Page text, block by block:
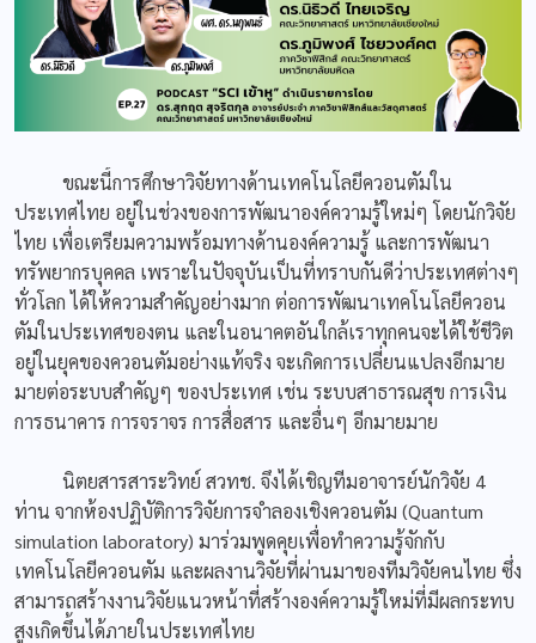
ขณะนี้การศึกษาวิจัยทางด้านเทคโนโลยีควอนตัมใน
ประเทศไทย อยู่ในช่วงของการพัฒนาองค์ความรู้ใหม่ๆ โดยนักวิจัย
ไทย เพื่อเตรียมความพร้อมทางด้านองค์ความรู้ และการพัฒนา
ทรัพยากรบุคคล เพราะในปัจจุบันเป็นที่ทราบกันดีว่าประเทศต่างๆ
ทั่วโลก ได้ให้ความสำคัญอย่างมาก ต่อการพัฒนาเทคโนโลยีควอน
ตัมในประเทศของตน และในอนาคตอันใกล้เราทุกคนจะได้ใช้ชีวิต
อยู่ในยุคของควอนตัมอย่างแท้จริง จะเกิดการเปลี่ยนแปลงอีกมาย
มายต่อระบบสำคัญๆ ของประเทศ เช่น ระบบสาธารณสุข การเงิน
การธนาคาร การจราจร การสื่อสาร และอื่นๆ อีกมายมาย
นิตยสารสาระวิทย์ สวทช. จึงได้เชิญทีมอาจารย์นักวิจัย 4
ท่าน จากห้องปฏิบัติการวิจัยการจำลองเชิงควอนตัม (Quantum
simulation laboratory) มาร่วมพูดคุยเพื่อทำความรู้จักกับ
เทคโนโลยีควอนตัม และผลงานวิจัยที่ผ่านมาของทีมวิจัยคนไทย ซึ่ง
สามารถสร้างงานวิจัยแนวหน้าที่สร้างองค์ความรู้ใหม่ที่มีผลกระทบ
สูงเกิดขึ้นได้ภายในประเทศไทย